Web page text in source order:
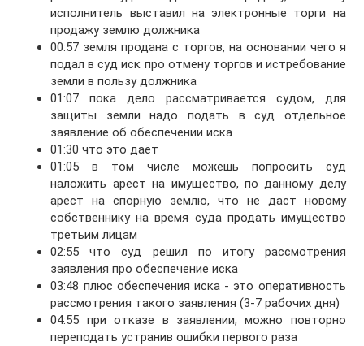
исполнитель выставил на электронные торги на
продажу землю должника
00:57 земля продана с торгов, на основании чего я
подал в суд иск про отмену торгов и истребование
земли в пользу должника
01:07 пока дело рассматривается судом, для
защиты земли надо подать в суд отдельное
заявление об обеспечении иска
01:30 что это даёт
01:05 в том числе можешь попросить суд
наложить арест на имущество, по данному делу
арест на спорную землю, что не даст новому
собственнику на время суда продать имущество
третьим лицам
02:55 что суд решил по итогу рассмотрения
заявления про обеспечение иска
03:48 плюс обеспечения иска - это оперативность
рассмотрения такого заявления (3-7 рабочих дня)
04:55 при отказе в заявлении, можно повторно
переподать устранив ошибки первого раза